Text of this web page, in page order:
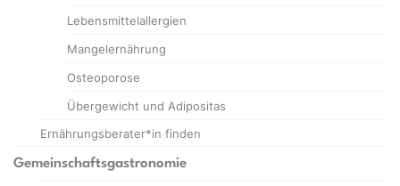
Lebensmittelallergien
Mangelernährung
Osteoporose
Übergewicht und Adipositas
Ernährungsberater*in finden
Gemeinschaftsgastronomie